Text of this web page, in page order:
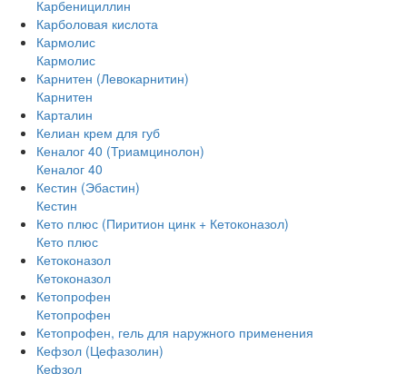
Карбенициллин
Карболовая кислота
Кармолис
Кармолис
Карнитен (Левокарнитин)
Карнитен
Карталин
Келиан крем для губ
Кеналог 40 (Триамцинолон)
Кеналог 40
Кестин (Эбастин)
Кестин
Кето плюс (Пиритион цинк + Кетоконазол)
Кето плюс
Кетоконазол
Кетоконазол
Кетопрофен
Кетопрофен
Кетопрофен, гель для наружного применения
Кефзол (Цефазолин)
Кефзол